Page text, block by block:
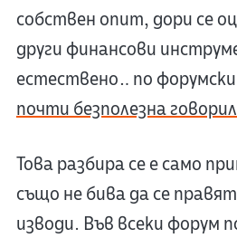
собствен опит, дори се
други финансови
естествено… по
почти безполезна
Това разбира се е само
също не бива да се
изводи. Във всеки форум